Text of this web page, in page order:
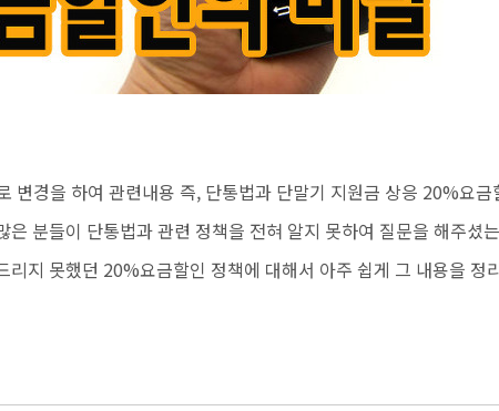
변경을 하여 관련내용 즉, 단통법과 단말기 지원금 상응 20%요금
은 분들이 단통법과 관련 정책을 전혀 알지 못하여 질문을 해주셨는
리지 못했던 20%요금할인 정책에 대해서 아주 쉽게 그 내용을 정